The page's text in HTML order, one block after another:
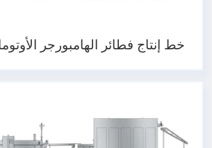
خط إنتاج فطائر الهامبورجر